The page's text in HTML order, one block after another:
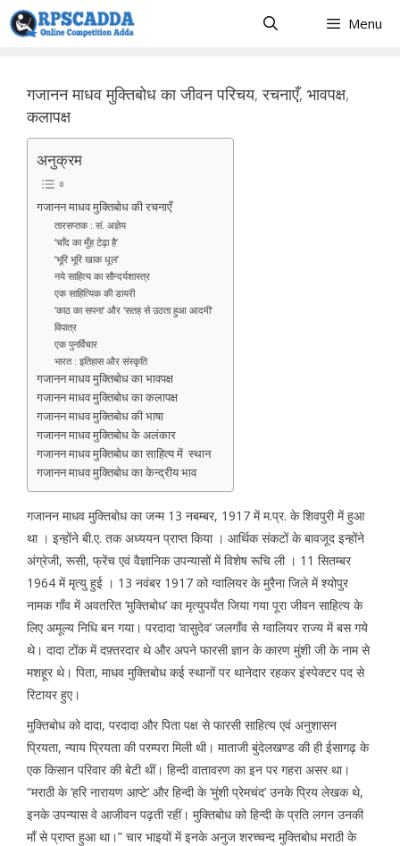
Skip
to
Menu
गजानन माधव मुक्तिबोध का जीवन परिचय, रचनाएँ, भावपक्ष,
कलापक्ष
अनुक्रम
गजानन माधव मुक्तिबोध की रचनाएँ
तारसप्तक : सं. अज्ञेय
‘चाँद का मुँह टेढ़ा है’
‘भूरि भूरि खाक धूल’
नये साहित्य का सौन्दर्यशास्त्र
एक साहित्यिक की डायरी
‘काठ का सपना’ और ‘सतह से उठता हुआ आदमी’
विपात्र
एक पुनर्विचार
भारत : इतिहास और संस्कृति
गजानन माधव मुक्तिबोध का भावपक्ष
गजानन माधव मुक्तिबोध का कलापक्ष
गजानन माधव मुक्तिबोध की भाषा
गजानन माधव मुक्तिबोध के अलंकार
गजानन माधव मुक्तिबोध का साहित्य में स्थान
गजानन माधव मुक्तिबोध का केन्द्रीय भाव
गजानन माधव मुक्तिबोध का जन्म 13 नबम्बर, 1917 में म.प्र. के शिवपुरी में हुआ
था । इन्होंने बी.ए. तक अध्ययन प्राप्त किया । आर्थिक संकटों के बावजूद इन्होंने
अंग्रेजी, रूसी, फ्रेंच एवं वैज्ञानिक उपन्यासों में विशेष रूचि ली । 11 सितम्बर
1964 में मृत्यु हुई । 13 नवंबर 1917 को ग्वालियर के मुरैना जिले में श्योपुर
नामक गाँव में अवतरित ‘मुक्तिबोध’ का मृत्युपर्यंत जिया गया पूरा जीवन साहित्य के
लिए अमूल्य निधि बन गया। परदादा ‘वासुदेव’ जलगाँव से ग्वालियर राज्य में बस गये
थे। दादा टोंक में दफ़्तरदार थे और अपने फारसी ज्ञान के कारण मुंशी जी के नाम से
मशहूर थे। पिता, माधव मुक्तिबोध कई स्थानों पर थानेदार रहकर इंस्पेक्टर पद से
रिटायर हुए।
मुक्तिबोध को दादा, परदादा और पिता पक्ष से फारसी साहित्य एवं अनुशासन
प्रियता, न्याय प्रियता की परम्परा मिली थी। माताजी बुंदेलखण्ड की ही ईसागढ़ के
एक किसान परिवार की बेटी थीं। हिन्दी वातावरण का इन पर गहरा असर था।
“मराठी के ‘हरि नारायण आप्टे’ और हिन्दी के ‘मुंशी प्रेमचंद’ उनके प्रिय लेखक थे,
इनके उपन्यास वे आजीवन पढ़ती रहीं। मुक्तिबोध को हिन्दी के प्रति लगन उनकी
माँ से प्राप्त हुआ था।” चार भाइयों में इनके अनुज शरच्चन्द मुक्तिबोध मराठी के